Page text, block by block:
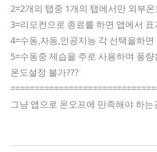
2=2개의 탭중 1개의 탭에서만 외부
3=리모컨으로 종료를 하면 앱에서
4=수동,자동,인공지능 각 선택을하
5=수동중 제습을 주로 사용하며 풍
온도설정 불가???
그냥 앱으로 온오프에 만족해야 하